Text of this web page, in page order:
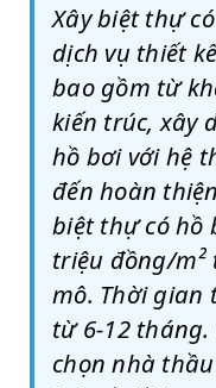
Xây biệt thự
dịch vụ thiết
bao gồm từ
kiến trúc, xây
hồ bơi với hệ
đến hoàn
biệt thự có hồ
triệu đồng/m²
mô. Thời gian
từ 6-12
chọn nhà